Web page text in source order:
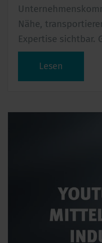
Nähe,
Expertise sichtbar.
Lesen